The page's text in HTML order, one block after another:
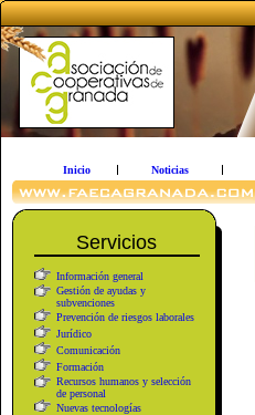
Inicio Noticias
Servicios
Información general
Gestión de ayudas y
subvenciones
Prevención de riesgos laborales
Jurídico
Comunicación
Formación
Recursos humanos y selección
de personal
Nuevas tecnologías